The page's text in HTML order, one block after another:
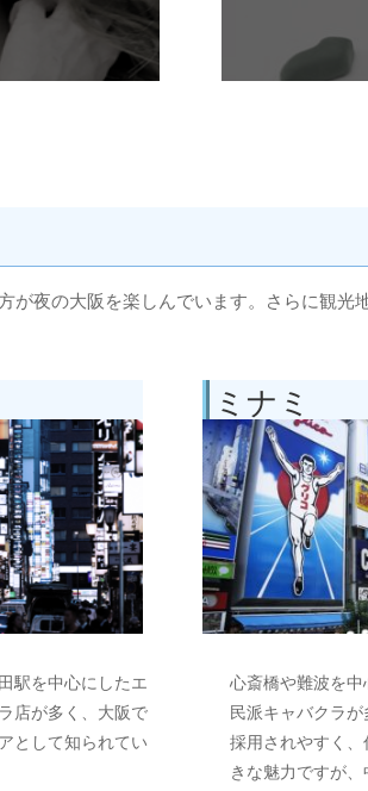
夜の大阪を楽しんでいます。さらに観
駅を中心にしたエ
店が多く、大阪で
として知られてい
ミナミ
心斎橋や難波を
民派キャバクラ
採用されやすく
きな魅力ですが